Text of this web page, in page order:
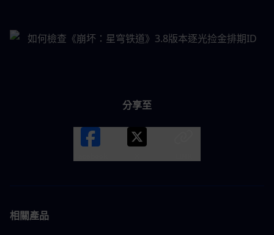
分享至
相關產品